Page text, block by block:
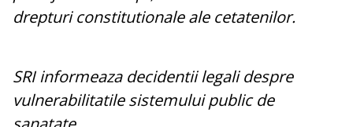
drepturi constitutionale ale cetatenilor.
SRI informeaza decidentii legali despre
vulnerabilitatile sistemului public de